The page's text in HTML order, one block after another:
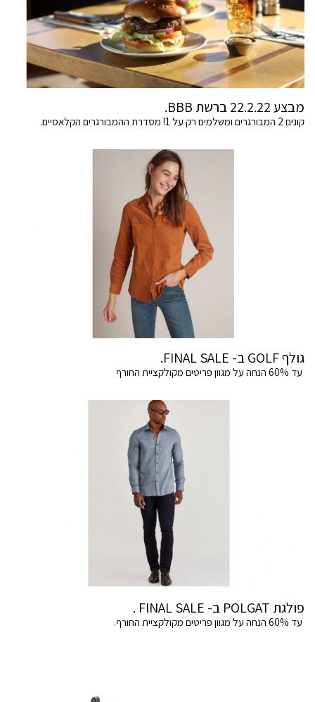
מבצע 22.2.22 ברשת BBB.
קונים 2 המבורגרים ומשלמים רק על 1! מסדרת ההמבורגרים הקלאסיים.
גולף GOLF ב- FINAL SALE.
עד 60% הנחה על מגוון פריטים מקולקציית החורף
פולגת POLGAT ב- FINAL SALE .
עד 60% הנחה על מגוון פריטים מקולקציית החורף.